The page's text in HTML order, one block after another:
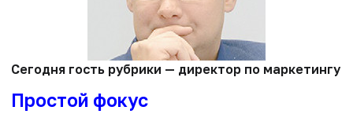
Сегодня гость рубрики — директор по
Простой фокус